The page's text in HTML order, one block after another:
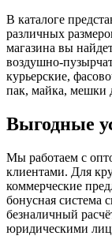
В каталоге
различных
магазина вы
воздушно-
курьерские,
пак, майка, мешки
Выгодные
Мы работаем с
клиентами. Для
коммерческие
бонусная
безналичный
юридическими